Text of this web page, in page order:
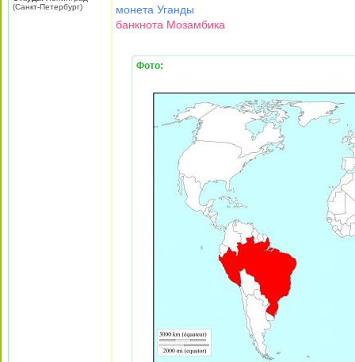
(Санкт-Петербург)
монета Уганды
банкнота Мозамбика
Фото: